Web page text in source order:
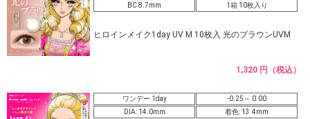
BC 8.7mm
1箱 10枚入り
ヒロインメイク1day UV M 10枚入 光のブラウンUVM
1,320 円（税込）
ワンデー 1day
-0.25～ 0.00
DIA: 14.0mm
着色: 13.4mm